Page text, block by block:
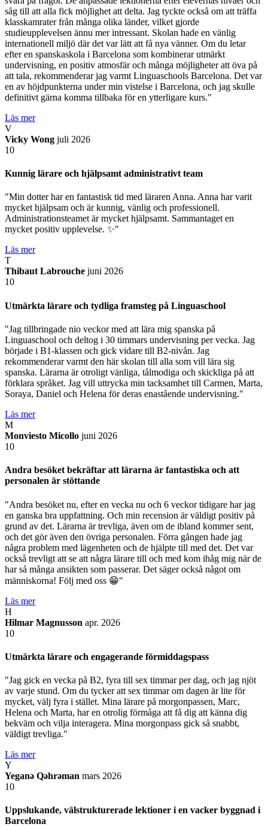
såg till att alla fick möjlighet att delta. Jag tyckte också om att träffa
klasskamrater från många olika länder, vilket gjorde
studieupplevelsen ännu mer intressant. Skolan hade en vänlig
internationell miljö där det var lätt att få nya vänner. Om du letar
efter en spanskaskola i Barcelona som kombinerar utmärkt
undervisning, en positiv atmosfär och många möjligheter att öva på
att tala, rekommenderar jag varmt Linguaschools Barcelona. Det var
en av höjdpunkterna under min vistelse i Barcelona, och jag skulle
definitivt gärna komma tillbaka för en ytterligare kurs."
Läs mer
V
Vicky Wong juli 2026
10
Kunnig lärare och hjälpsamt administrativt team
"Min dotter har en fantastisk tid med läraren Anna. Anna har varit
mycket hjälpsam och är kunnig, vänlig och professionell.
Administrationsteamet är mycket hjälpsamt. Sammantaget en
mycket positiv upplevelse. ✨️"
Läs mer
T
Thibaut Labrouche juni 2026
10
Utmärkta lärare och tydliga framsteg på Linguaschool
"Jag tillbringade nio veckor med att lära mig spanska på
Linguaschool och deltog i 30 timmars undervisning per vecka. Jag
började i B1-klassen och gick vidare till B2-nivån. Jag
rekommenderar varmt den här skolan till alla som vill lära sig
spanska. Lärarna är otroligt vänliga, tålmodiga och skickliga på att
förklara språket. Jag vill uttrycka min tacksamhet till Carmen, Marta,
Soraya, Daniel och Helena för deras enastående undervisning."
Läs mer
M
Monviesto Micollo juni 2026
10
Andra besöket bekräftar att lärarna är fantastiska och att
personalen är stöttande
"Andra besöket nu, efter en vecka nu och 6 veckor tidigare har jag
en ganska bra uppfattning. Och min recension är väldigt positiv på
grund av det. Lärarna är trevliga, även om de ibland kommer sent,
och det gör även den övriga personalen. Förra gången hade jag
några problem med lägenheten och de hjälpte till med det. Det var
också trevligt att se att några lärare till och med kom ihåg mig när de
har så många ansikten som passerar. Det säger också något om
människorna! Följ med oss 😁"
Läs mer
H
Hilmar Magnusson apr. 2026
10
Utmärkta lärare och engagerande förmiddagspass
"Jag gick en vecka på B2, fyra till sex timmar per dag, och jag njöt
av varje stund. Om du tycker att sex timmar om dagen är lite för
mycket, välj fyra i stället. Mina lärare på morgonpassen, Marc,
Helena och Marta, har en otrolig förmåga att få dig att känna dig
bekväm och vilja interagera. Mina morgonpass gick så snabbt,
väldigt trevliga."
Läs mer
Y
Yeganə Qəhrəman mars 2026
10
Uppslukande, välstrukturerade lektioner i en vacker byggnad i
Barcelona